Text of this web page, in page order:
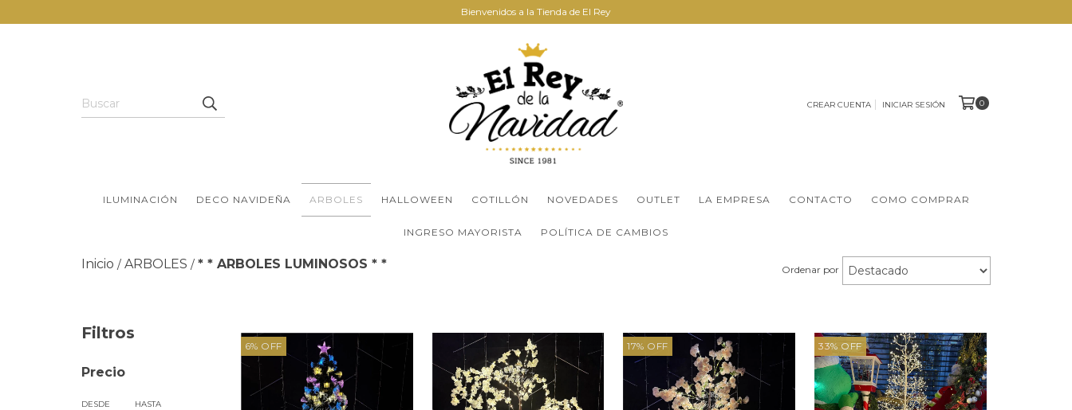
Bienvenidos a la Tienda de El Rey
CREAR CUENTA INICIAR SESIÓN 0
ILUMINACIÓN DECO NAVIDEÑA ARBOLES HALLOWEEN COTILLÓN NOVEDADES OUTLET LA EMPRESA CONTACTO COMO COMPRAR
INGRESO MAYORISTA POLÍTICA DE CAMBIOS
Inicio / ARBOLES / * * ARBOLES LUMINOSOS * * Ordenar por
Filtros
Precio
DESDE HASTA
6% OFF 17% OFF 33% OFF